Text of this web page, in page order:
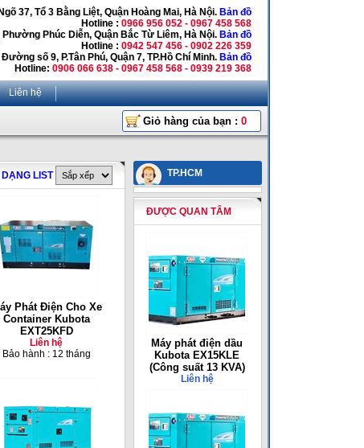
37, Tổ 3 Bằng Liệt, Quận Hoàng Mai, Hà Nội. Bản đồ
Hotline : 0966 956 052 - 0967 458 568
Phúc Diễn, Quận Bắc Từ Liêm, Hà Nội. Bản đồ
Hotline : 0942 547 456 - 0902 226 359
số 9, P.Tân Phú, Quận 7, TP.Hồ Chí Minh. Bản đồ
Hotline: 0906 066 638 - 0967 458 568 - 0939 219 368
Liên hệ
Giỏ hàng của bạn : 0
LIST
Phát Điện Cho Xe
Container Kubota
EXT25KFD
Liên hệ
Bảo hành : 12 tháng
TP.HCM
ĐƯỢC QUAN TÂM
Máy phát điện dầu
Kubota EX15KLE
(Công suất 13 KVA)
Liên hệ